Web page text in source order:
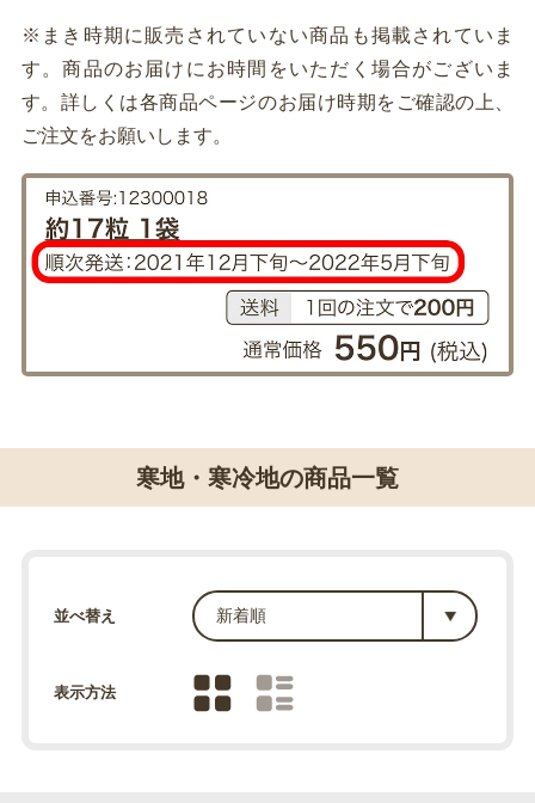
※まき時期に販売されていない商品も掲載されていま
す。商品のお届けにお時間をいただく場合がございま
す。詳しくは各商品ページのお届け時期をご確認の上、
ご注文をお願いします。
寒地・寒冷地の商品一覧
並べ替え
表示方法